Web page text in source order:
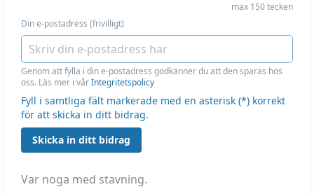
max 150 tecken
Din e-postadress (frivilligt)
Genom att fylla i din e-postadress godkänner du att den sparas hos
oss. Läs mer i vårIntegritetspolicy
Fyll i samtliga fält markerade med en asterisk (*) korrekt
för att skicka in ditt bidrag.
Skicka in ditt bidrag
Var noga med stavning.